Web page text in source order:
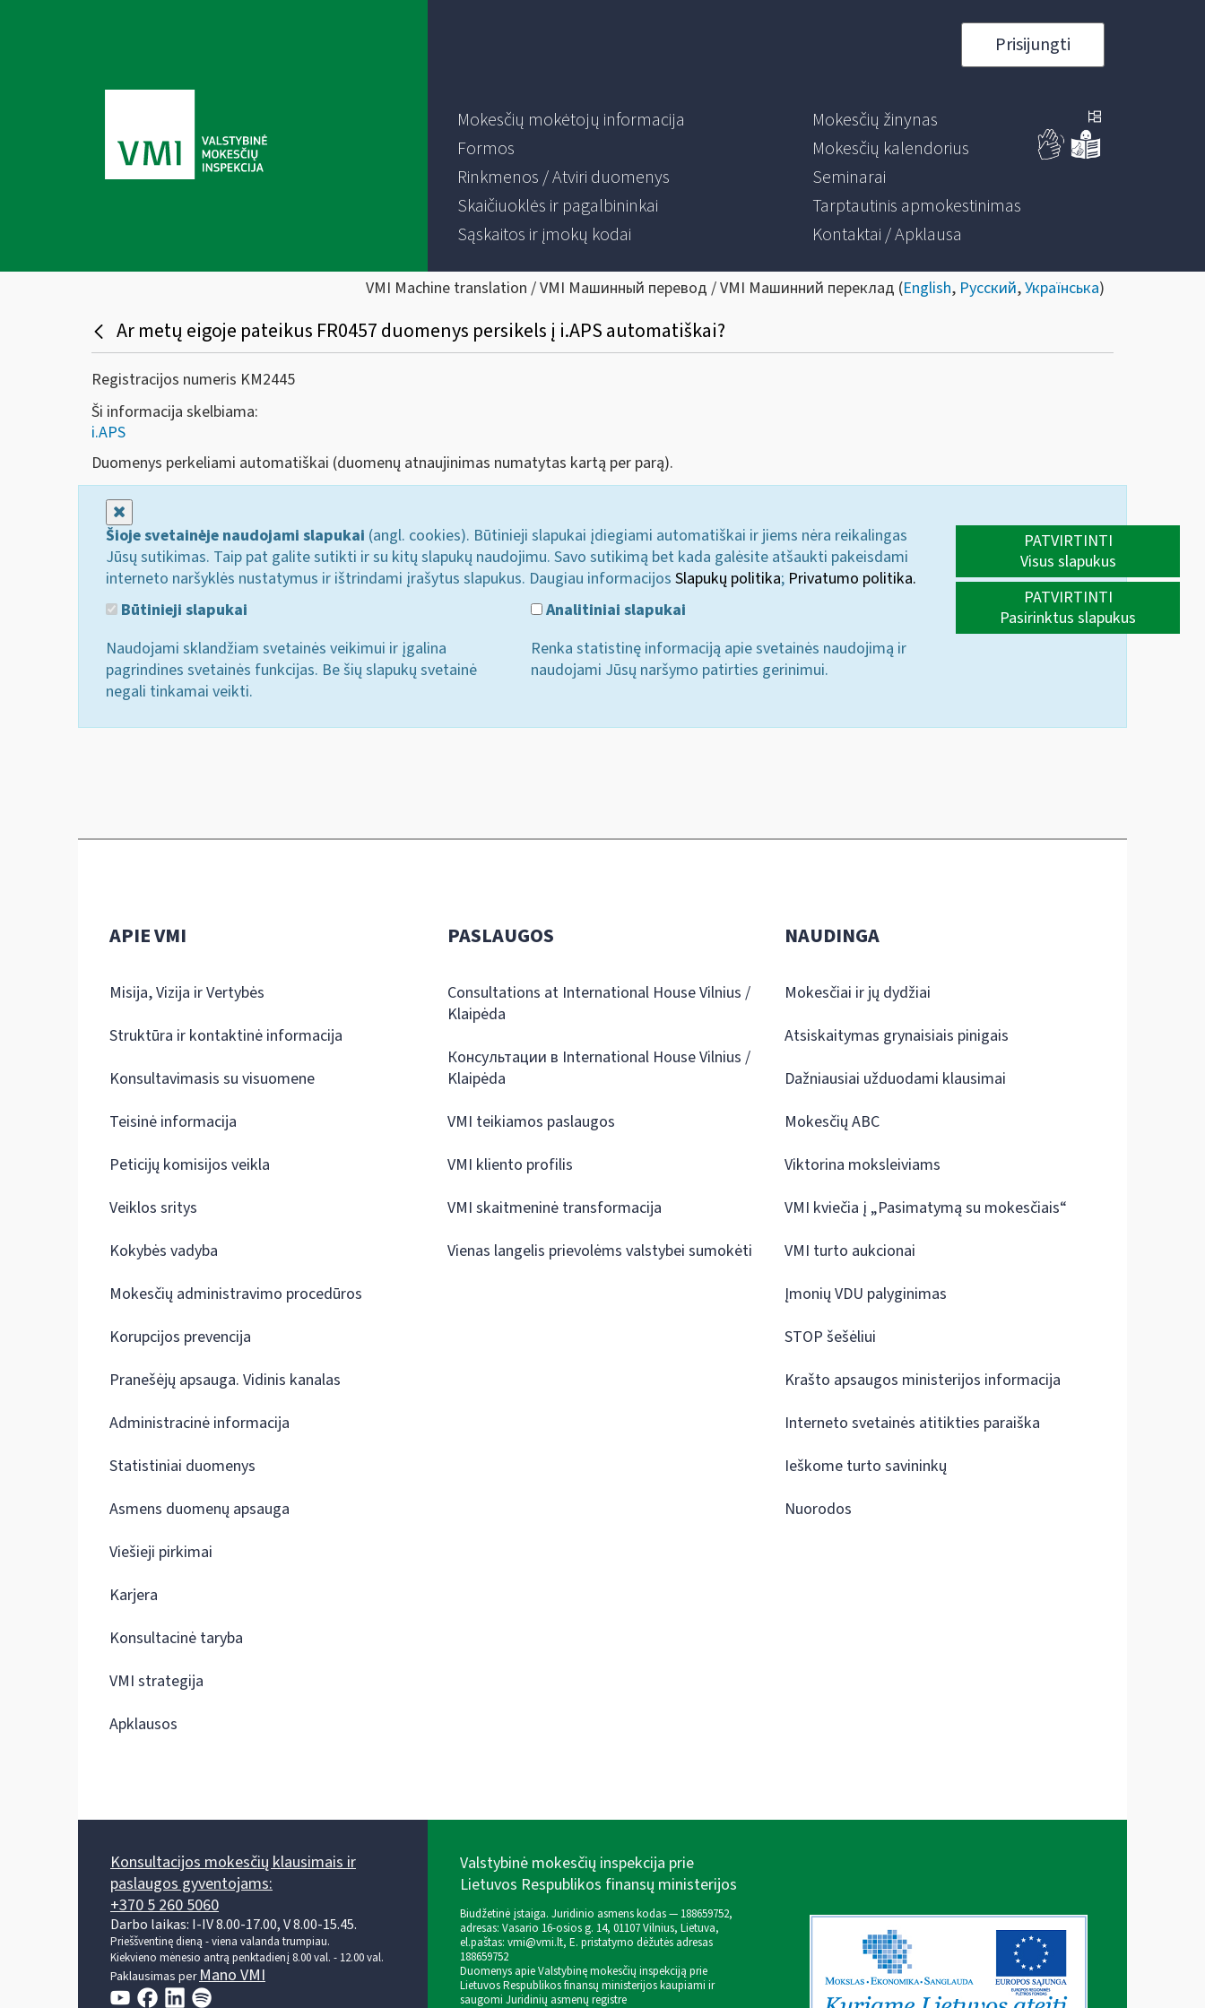
Prisijungti
Mokesčių mokėtojų informacija
Formos
Rinkmenos / Atviri duomenys
Skaičiuoklės ir pagalbininkai
Sąskaitos ir įmokų kodai
Mokesčių žinynas
Mokesčių kalendorius
Seminarai
Tarptautinis apmokestinimas
Kontaktai / Apklausa
VMI Machine translation / VMI Машинный перевод / VMI Машинний переклад (English, Русский,Українська)
Ar metų eigoje pateikus FR0457 duomenys persikels į i.APS automatiškai?
Registracijos numeris KM2445
Ši informacija skelbiama:
i.APS
Duomenys perkeliami automatiškai (duomenų atnaujinimas numatytas kartą per parą).
Šioje svetainėje naudojami slapukai (angl. cookies). Būtinieji slapukai įdiegiami automatiškai ir jiems nėra reikalingas
Jūsų sutikimas. Taip pat galite sutikti ir su kitų slapukų naudojimu. Savo sutikimą bet kada galėsite atšaukti pakeisdami
interneto naršyklės nustatymus ir ištrindami įrašytus slapukus. Daugiau informacijos Slapukų politika; Privatumo politika.
Būtinieji slapukai
Naudojami sklandžiam svetainės veikimui ir įgalina
pagrindines svetainės funkcijas. Be šių slapukų svetainė
negali tinkamai veikti.
Analitiniai slapukai
Renka statistinę informaciją apie svetainės naudojimą ir
naudojami Jūsų naršymo patirties gerinimui.
PATVIRTINTI
Visus slapukus
PATVIRTINTI
Pasirinktus slapukus
APIE VMI
Misija, Vizija ir Vertybės
Struktūra ir kontaktinė informacija
Konsultavimasis su visuomene
Teisinė informacija
Peticijų komisijos veikla
Veiklos sritys
Kokybės vadyba
Mokesčių administravimo procedūros
Korupcijos prevencija
Pranešėjų apsauga. Vidinis kanalas
Administracinė informacija
Statistiniai duomenys
Asmens duomenų apsauga
Viešieji pirkimai
Karjera
Konsultacinė taryba
VMI strategija
Apklausos
PASLAUGOS
Consultations at International House Vilnius /
Klaipėda
Консультации в International House Vilnius /
Klaipėda
VMI teikiamos paslaugos
VMI kliento profilis
VMI skaitmeninė transformacija
Vienas langelis prievolėms valstybei sumokėti
NAUDINGA
Mokesčiai ir jų dydžiai
Atsiskaitymas grynaisiais pinigais
Dažniausiai užduodami klausimai
Mokesčių ABC
Viktorina moksleiviams
VMI kviečia į „Pasimatymą su mokesčiais“
VMI turto aukcionai
Įmonių VDU palyginimas
STOP šešėliui
Krašto apsaugos ministerijos informacija
Interneto svetainės atitikties paraiška
Ieškome turto savininkų
Nuorodos
Konsultacijos mokesčių klausimais ir
paslaugos gyventojams:
+370 5 260 5060
Darbo laikas: I-IV 8.00-17.00, V 8.00-15.45.
Prieššventinę dieną - viena valanda trumpiau.
Kiekvieno mėnesio antrą penktadienį 8.00 val. - 12.00 val.
Paklausimas per Mano VMI
Valstybinė mokesčių inspekcija prie
Lietuvos Respublikos finansų ministerijos
Biudžetinė įstaiga. Juridinio asmens kodas — 188659752,
adresas: Vasario 16-osios g. 14, 01107 Vilnius, Lietuva,
el.paštas: vmi@vmi.lt, E. pristatymo dėžutės adresas
188659752
Duomenys apie Valstybinę mokesčių inspekciją prie
Lietuvos Respublikos finansų ministerijos kaupiami ir
saugomi Juridinių asmenų registre